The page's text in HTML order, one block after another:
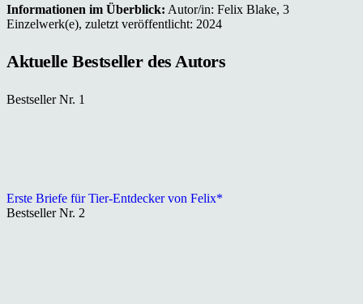
Informationen im Überblick: Autor/in: Felix Blake, 3
Einzelwerk(e), zuletzt veröffentlicht: 2024
Aktuelle Bestseller des Autors
Bestseller Nr. 1
Erste Briefe für Tier-Entdecker von Felix*
Bestseller Nr. 2